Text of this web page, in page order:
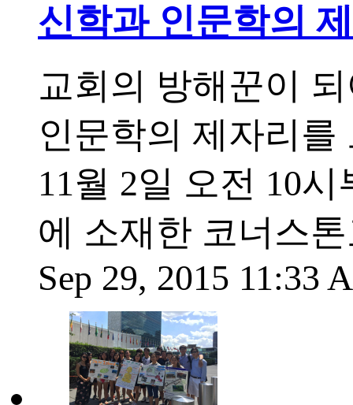
신학과 인문학의
교회의 방해꾼이
인문학의 제자리
11월 2일 오전 10
에 소재한 코너스
Sep 29, 2015 11:33